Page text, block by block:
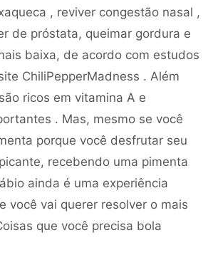
, reviver congestão nasal ,
de próstata, queimar gordura e
baixa, de acordo com estudos
ChiliPepperMadness . Além
ricos em vitamina A e
. Mas, mesmo se você
porque você desfrutar seu
recebendo uma pimenta
ainda é uma experiência
você vai querer resolver o mais
que você precisa bola